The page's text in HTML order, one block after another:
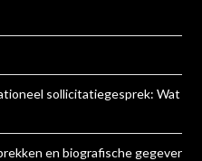
sollicitatiegesprek: Wat is
en biografische gegevens